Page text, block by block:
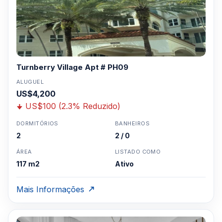
Turnberry Village Apt # PH09
ALUGUEL
US$4,200
US$100 (2.3% Reduzido)
DORMITÓRIOS
2
BANHEIROS
2 / 0
ÁREA
117 m2
LISTADO COMO
Ativo
Mais Informações